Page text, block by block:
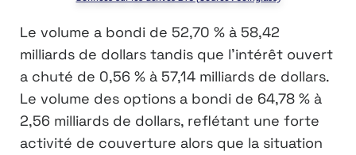
Le volume a bondi de 52,70 % à 58,42
milliards de dollars tandis que l’intérêt ouvert
a chuté de 0,56 % à 57,14 milliards de dollars.
Le volume des options a bondi de 64,78 % à
2,56 milliards de dollars, reflétant une forte
activité de couverture alors que la situation